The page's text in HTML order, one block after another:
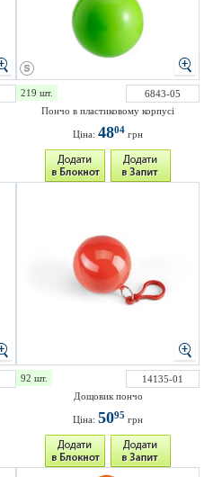
219 шт.
6843-05
Пончо в пластиковому корпусі
Ціна: 4804 грн
92 шт.
14135-01
Дощовик пончо
Ціна: 5095 грн